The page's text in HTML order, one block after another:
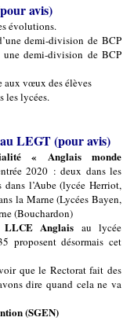
avis)
évolutions.
demi-division de BCP
demi-division de BCP
aux vœux des élèves
les lycées.
au LEGT (pour avis)
« Anglais monde
2020 : deux dans les
l’Aube (lycée Herriot,
la Marne (Lycées Bayen,
(Bouchardon)
LLCE Anglais au lycée
proposent désormais cet
que le Rectorat fait des
dire quand cela ne va
(SGEN)